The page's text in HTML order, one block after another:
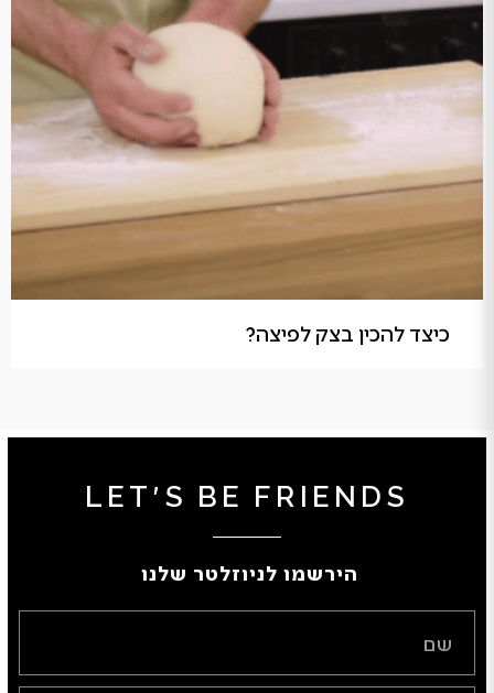
כיצד להכין בצק לפיצה?
LET'S BE FRIENDS
הירשמו לניוזלטר שלנו ​